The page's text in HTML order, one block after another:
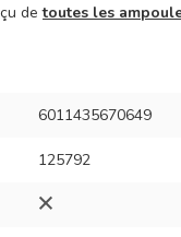
detoutes les
6011435670649
125792